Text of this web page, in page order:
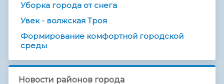
Уборка города от снега
Увек - волжская Троя
Формирование комфортной городской
среды
Новости районов города